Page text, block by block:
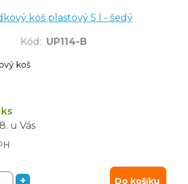
koš plastový 5 l - šedý
Kód : UP114-B
koš
u Vás
+ Do košíku